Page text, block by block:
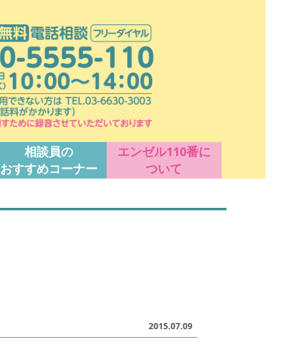
相談員の
おすすめコーナー
エンゼル110番に
ついて
2015.07.09